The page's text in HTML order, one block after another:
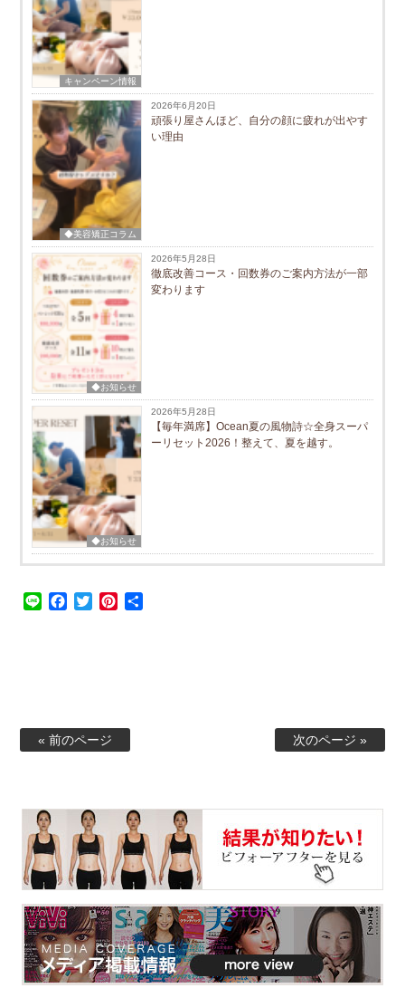
キャンペーン情報
◆美容矯正コラム
2026年6月20日
頑張り屋さんほど、自分の顔に疲れが出やす
い理由
◆お知らせ
2026年5月28日
徹底改善コース・回数券のご案内方法が一部
変わります
◆お知らせ
2026年5月28日
【毎年満席】Ocean夏の風物詩☆全身スーパ
ーリセット2026！整えて、夏を越す。
Line Facebook
TwitterPinterest
« 前のページ 次のページ »